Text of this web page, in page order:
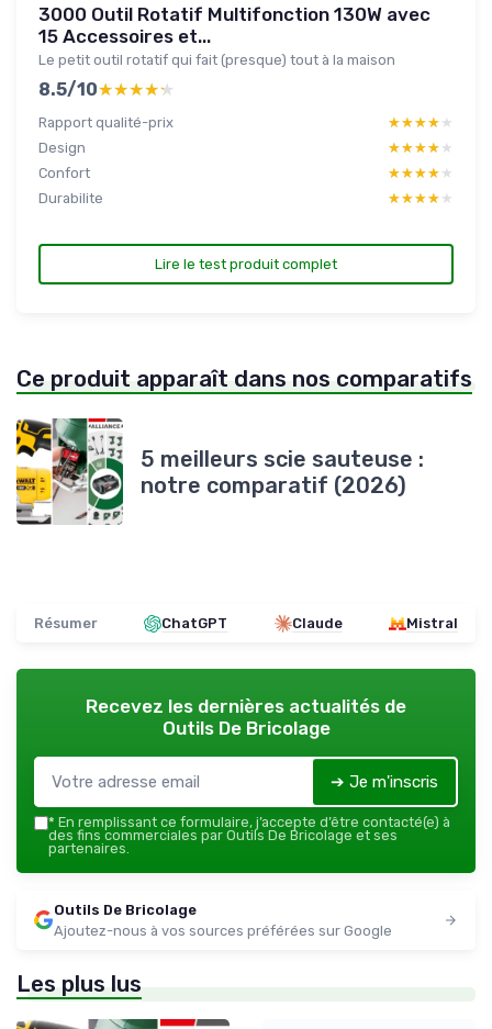
3000 Outil Rotatif Multifonction 130W avec
15 Accessoires et...
Le petit outil rotatif qui fait (presque) tout à la maison
8.5/10★★★★★
★★★★★
Rapport qualité-prix ★★★★★
★★★★★
Design
★★★★★
★★★★★
Confort
★★★★★
★★★★★
Durabilite
★★★★★
★★★★★
Lire le test produit complet
Ce produit apparaît dans nos comparatifs
5 meilleurs scie sauteuse :
notre comparatif (2026)
Résumer ChatGPT Claude Mistral
Recevez les dernières actualités de
Outils De Bricolage
➔ Je m'inscris
* En remplissant ce formulaire, j’accepte d’être contacté(e) à
des fins commerciales par Outils De Bricolage et ses
partenaires.
Outils De Bricolage
Ajoutez-nous à vos sources préférées sur Google
Les plus lus